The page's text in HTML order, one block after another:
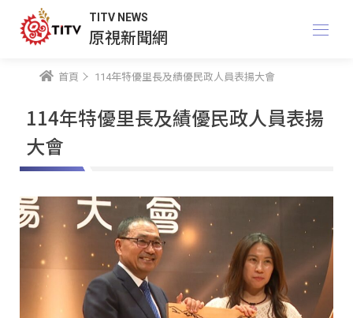
TITV NEWS
原視新聞網
首頁 114年特優里長及績優民政人員表揚大會
114年特優里長及績優民政人員表揚
大會